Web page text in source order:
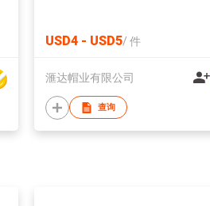
USD4 - USD5/ 件
滙达帽业有限公司
查询